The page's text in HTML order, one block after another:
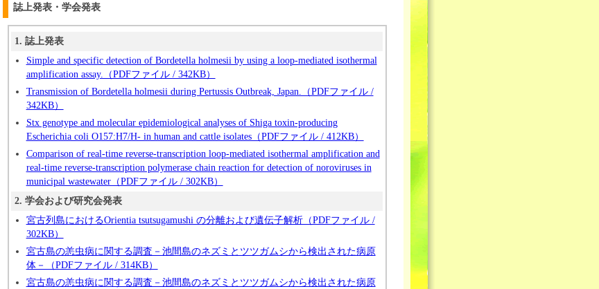
誌上発表・学会発表
1. 誌上発表
Simple and specific detection of Bordetella holmesii by using a loop-mediated isothermal
amplification assay.（PDFファイル / 342KB）
Transmission of Bordetella holmesii during Pertussis Outbreak, Japan.（PDFファイル /
342KB）
Stx genotype and molecular epidemiological analyses of Shiga toxin-producing
Escherichia coli O157:H7/H- in human and cattle isolates（PDFファイル / 412KB）
Comparison of real-time reverse-transcription loop-mediated isothermal amplification and
real-time reverse-transcription polymerase chain reaction for detection of noroviruses in
municipal wastewater（PDFファイル / 302KB）
2. 学会および研究会発表
宮古列島におけるOrientia tsutsugamushi の分離および遺伝子解析（PDFファイル /
302KB）
宮古島の恙虫病に関する調査－池間島のネズミとツツガムシから検出された病原
体－（PDFファイル / 314KB）
宮古島の恙虫病に関する調査－池間島のネズミとツツガムシから検出された病原